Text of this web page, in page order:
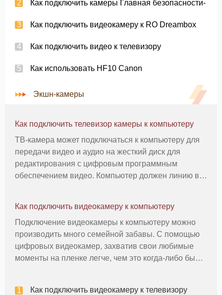
Как подключить камеры Главная безопасности-
Как подключить видеокамеру к RO Dreambox
Как подключить видео к телевизору
Как использовать HF10 Canon
Экшн-камеры
Как подключить телевизор камеры к компьютеру
ТВ-камера может подключаться к компьютеру для
передачи видео и аудио на жесткий диск для
редактирования с цифровым программным
обеспечением видео. Компьютер должен линию в
используются для подключения оборудован
Как подключить видеокамеру к компьютеру
Подключение видеокамеры к компьютеру можно
производить много семейной забавы. С помощью
цифровых видеокамер, захватив свои любимые
моменты на пленке легче, чем это когда-либо было.
Как подключить видеокамеру к телевизору